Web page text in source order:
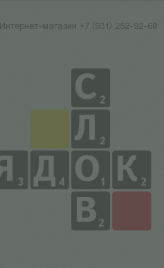
Интернет-магазин +7 (931) 252-92-60